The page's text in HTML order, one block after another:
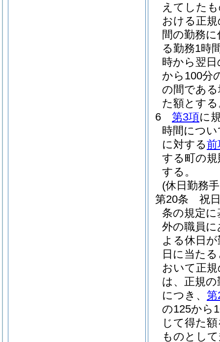
えてした
おける正
間の勤務
る勤務1時
時から翌
から100分
の間であ
た額とす
6
第3項に
時間につ
に対する前
する町の
する。
(休日勤務
第20条
祝
条の規定
外の職員
よる休日
日に当た
おいて正
は、正規
につき、 第
の125から
じて得た
ものとし